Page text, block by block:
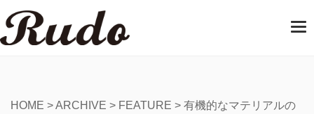
T
HOME >ARCHIVE > FEATURE > 有機的なマテリアルの